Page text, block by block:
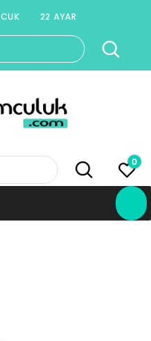
22 AYAR
0